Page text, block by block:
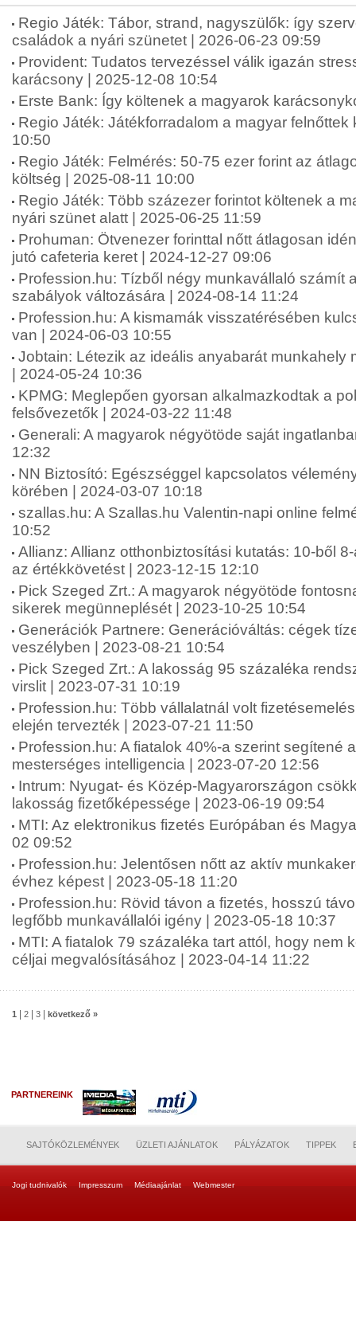
Regio Játék: Tábor, strand, nagyszülők: így
családok a nyári szünetet | 2026-06-23 09:59
Provident: Tudatos tervezéssel válik igazán
karácsony | 2025-12-08 10:54
Erste Bank: Így költenek a magyarok
Regio Játék: Játékforradalom a magyar felnőttek
10:50
Regio Játék: Felmérés: 50-75 ezer forint az
költség | 2025-08-11 10:00
Regio Játék: Több százezer forintot költenek a
nyári szünet alatt | 2025-06-25 11:59
Prohuman: Ötvenezer forinttal nőtt átlagosan
jutó cafeteria keret | 2024-12-27 09:06
Profession.hu: Tízből négy munkavállaló számít
szabályok változására | 2024-08-14 11:24
Profession.hu: A kismamák visszatérésében
van | 2024-06-03 10:55
Jobtain: Létezik az ideális anyabarát munkahely
| 2024-05-24 10:36
KPMG: Meglepően gyorsan alkalmazkodtak a
felsővezetők | 2024-03-22 11:48
Generali: A magyarok négyötöde saját
12:32
NN Biztosító: Egészséggel kapcsolatos
körében | 2024-03-07 10:18
szallas.hu: A Szallas.hu Valentin-napi online
10:52
Allianz: Allianz otthonbiztosítási kutatás: 10-ből
az értékkövetést | 2023-12-15 12:10
Pick Szeged Zrt.: A magyarok négyötöde
sikerek megünneplését | 2023-10-25 10:54
Generációk Partnere: Generációváltás: cégek
veszélyben | 2023-08-21 10:54
Pick Szeged Zrt.: A lakosság 95 százaléka
virslit | 2023-07-31 10:19
Profession.hu: Több vállalatnál volt
elején tervezték | 2023-07-21 11:50
Profession.hu: A fiatalok 40%-a szerint segítené
mesterséges intelligencia | 2023-07-20 12:56
Intrum: Nyugat- és Közép-Magyarországon
lakosság fizetőképessége | 2023-06-19 09:54
MTI: Az elektronikus fizetés Európában és
02 09:52
Profession.hu: Jelentősen nőtt az aktív
évhez képest | 2023-05-18 11:20
Profession.hu: Rövid távon a fizetés, hosszú
legfőbb munkavállalói igény | 2023-05-18 10:37
MTI: A fiatalok 79 százaléka tart attól, hogy nem
céljai megvalósításához | 2023-04-14 11:22
1 2 3 következő »
PARTNEREINK
SAJTÓKÖZLEMÉNYEK ÜZLETI AJÁNLATOK PÁLYÁZATOK TIPPEK
Jogi tudnivalók Impresszum Médiaajánlat Webmester